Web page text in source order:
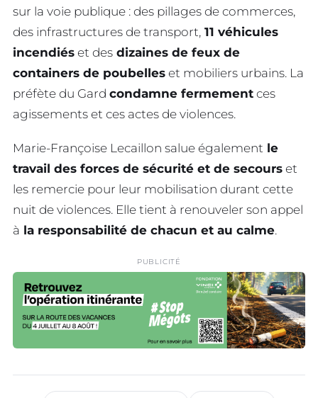
sur la voie publique : des pillages de commerces,
des infrastructures de transport, 11 véhicules
incendiés et des dizaines de feux de
containers de poubelles et mobiliers urbains. La
préfète du Gard condamne fermement ces
agissements et ces actes de violences.
Marie-Françoise Lecaillon salue également le
travail des forces de sécurité et de secours et
les remercie pour leur mobilisation durant cette
nuit de violences. Elle tient à renouveler son appel
à la responsabilité de chacun et au calme.
PUBLICITÉ